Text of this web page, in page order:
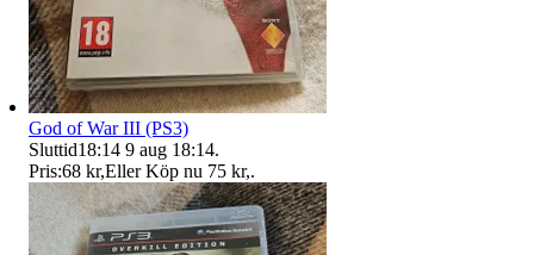
God of War III (PS3)
Sluttid18:14 9 aug 18:14.
Pris:68 kr,Eller Köp nu 75 kr,.